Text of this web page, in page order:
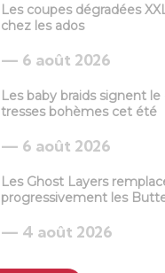
Les coupes dégradées
chez les ados
6 août 2026
Les baby braids signent
tresses bohèmes cet été
6 août 2026
Les Ghost Layers
progressivement les
4 août 2026